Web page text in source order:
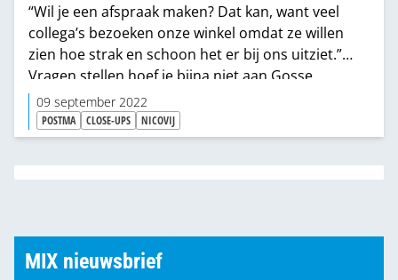
“Wil je een afspraak maken? Dat kan, want veel
collega’s bezoeken onze winkel omdat ze willen
zien hoe strak en schoon het er bij ons uitziet.”
Vragen stellen hoef je bijna niet aan Gosse
Postma, hij verkondigt zijn mening en visie ook wel
ongevraagd. En met succes, want de ijzerwaren-,
sloten- en sleutelwinkel in Alkmaar is al bijna 60
jaar een begrip. “Als retailer moet je op elk gebied
toegevoegde waarde hebben, anders kun je geen
09 september 2022
POSTMA CLOSE-UPS NICOVIJ
MIX nieuwsbrief